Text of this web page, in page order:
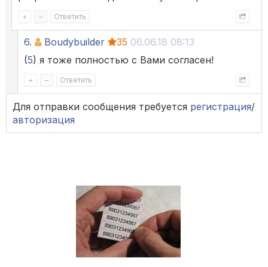
+ – Ответить
6. Boudybuilder 35 06.06.18 08:13
(5) я тоже полностью с Вами согласен!
+ – Ответить
Для отправки сообщения требуется регистрация/
авторизация